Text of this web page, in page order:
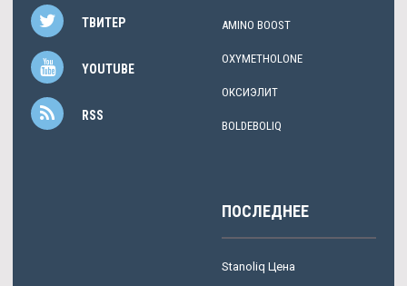
ТВИТЕР
YOUTUBE
RSS
AMINO BOOST
OXYMETHOLONE
ОКСИЭЛИТ
BOLDEBOLIQ
ПОСЛЕДНЕЕ
Stanoliq Цена